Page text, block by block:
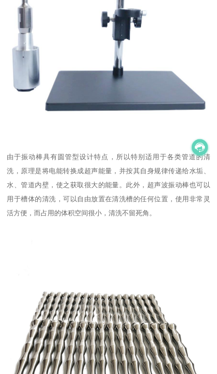
由于振动棒具有圆管型设计特点，所以特别适用于各类管道的清
洗，原理是将电能转换成超声能量，并按其自身规律传递给水垢、
水、管道内壁，使之获取很大的能量。此外，超声波振动棒也可以
用于槽体的清洗，可以自由放置在清洗槽的任何位置，使用非常灵
活方便，而占用的体积空间很小，清洗不留死角。